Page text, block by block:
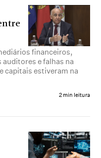
financeiros,
e falhas na
capitais estiveram na
2 min leitura